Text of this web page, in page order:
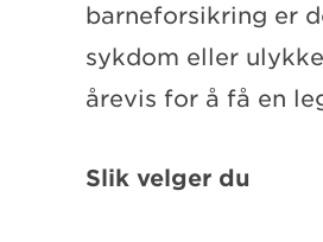
barneforsikring er
sykdom eller
årevis for å få en
Slik velger du